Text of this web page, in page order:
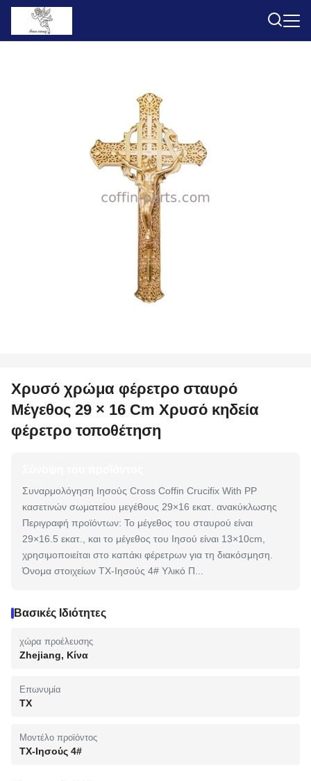
Χρυσό χρώμα φέρετρο σταυρό
Μέγεθος 29 × 16 Cm Χρυσό κηδεία
φέρετρο τοποθέτηση
Συναρμολόγηση Ιησούς Cross Coffin Crucifix With PP
κασετινών σωματείου μεγέθους 29×16 εκατ. ανακύκλωσης
Περιγραφή προϊόντων: Το μέγεθος του σταυρού είναι
29×16.5 εκατ., και το μέγεθος του Ιησού είναι 13×10cm,
χρησιμοποιείται στο καπάκι φέρετρων για τη διακόσμηση.
Όνομα στοιχείων TX-Ιησούς 4# Υλικό Π...
Βασικές Ιδιότητες
χώρα προέλευσης
Zhejiang, Κίνα
Επωνυμία
TX
Μοντέλο προϊόντος
TX-Ιησούς 4#